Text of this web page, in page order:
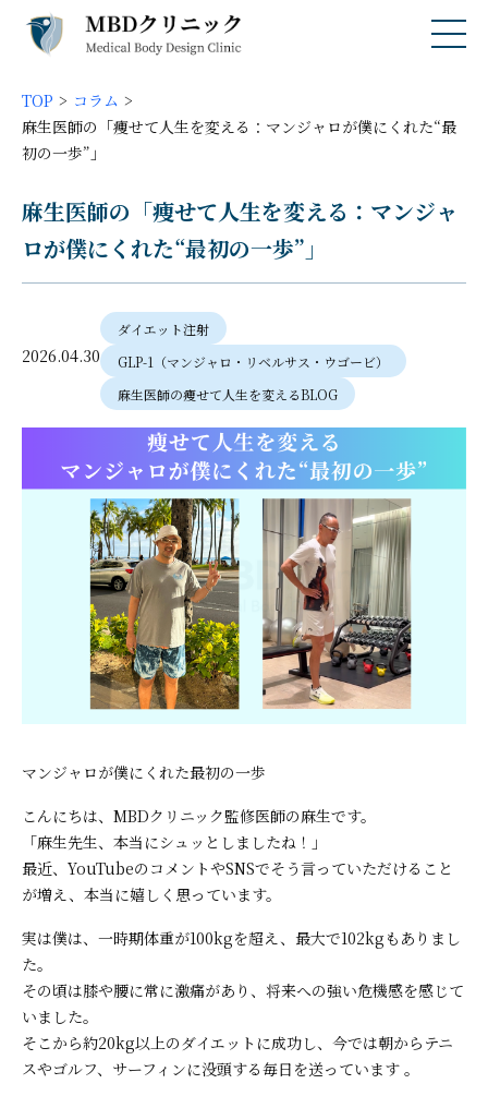
TOP
コラム
麻生医師の「痩せて人生を変える：マンジャロが僕にくれた“最
初の一歩”」
麻生医師の「痩せて人生を変える：マンジャ
ロが僕にくれた“最初の一歩”」
2026.04.30
ダイエット注射
GLP-1（マンジャロ・リベルサス・ウゴービ）
麻生医師の痩せて人生を変えるBLOG
マンジャロが僕にくれた最初の一歩
こんにちは、MBDクリニック監修医師の麻生です。
「麻生先生、本当にシュッとしましたね！」
最近、YouTubeのコメントやSNSでそう言っていただけること
が増え、本当に嬉しく思っています。
実は僕は、一時期体重が100kgを超え、最大で102kgもありまし
た。
その頃は膝や腰に常に激痛があり、将来への強い危機感を感じて
いました。
そこから約20kg以上のダイエットに成功し、今では朝からテニ
スやゴルフ、サーフィンに没頭する毎日を送っています 。